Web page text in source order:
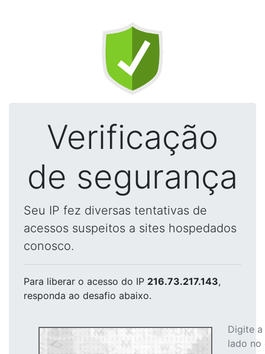
Verificação
de segurança
Seu IP fez diversas tentativas de
acessos suspeitos a sites hospedados
conosco.
Para liberar o acesso do IP 216.73.217.143,
responda ao desafio abaixo.
Digite
lado no